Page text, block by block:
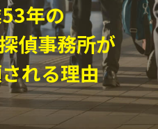
年の
偵事務所が
れる理由